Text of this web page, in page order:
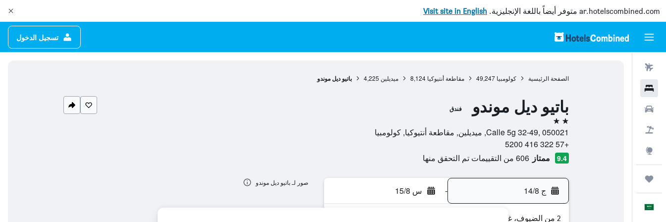
ar.hotelscombined.com متوفر أيضاً باللغة الإنجليزية. Visit site in English
تسجيل الدخول
الصفحة الرئيسية كولومبيا 49,247 مقاطعة أنتيوكيا 8,124 ميديلين 4,225 باتيو ديل موندو
باتيو ديل موندو فندق
2 نجمتين
Calle 5g 32-49, 050021, ميديلين, مقاطعة أنتيوكيا, كولومبيا
+57 322 416 5200
9.4 ممتاز 606 من التقييمات تم التحقق منها
ج 14/8 - س 15/8
2 من الضيوف، غرفة واحدة
صور لـ باتيو ديل موندو